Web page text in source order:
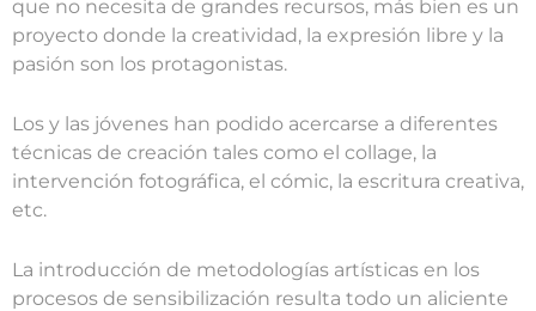
que no necesita de grandes recursos, más bien es un
proyecto donde la creatividad, la expresión libre y la
pasión son los protagonistas.
Los y las jóvenes han podido acercarse a diferentes
técnicas de creación tales como el collage, la
intervención fotográfica, el cómic, la escritura creativa,
etc.
La introducción de metodologías artísticas en los
procesos de sensibilización resulta todo un aliciente